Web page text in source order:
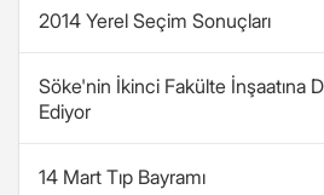
2014 Yerel Seçim Sonuçları
Söke'nin İkinci Fakülte İnşaatına
Ediyor
14 Mart Tıp Bayramı